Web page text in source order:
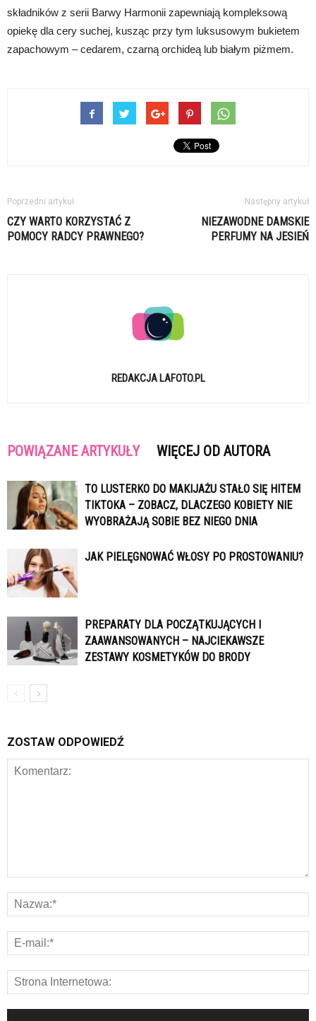
składników z serii Barwy Harmonii zapewniają kompleksową
opiekę dla cery suchej, kusząc przy tym luksusowym bukietem
zapachowym – cedarem, czarną orchideą lub białym piżmem.
Poprzedni artykuł
CZY WARTO KORZYSTAĆ Z
POMOCY RADCY PRAWNEGO?
Następny artykuł
NIEZAWODNE DAMSKIE
PERFUMY NA JESIEŃ
REDAKCJA LAFOTO.PL
POWIĄZANE ARTYKUŁY WIĘCEJ OD AUTORA
TO LUSTERKO DO MAKIJAŻU STAŁO SIĘ HITEM
TIKTOKA – ZOBACZ, DLACZEGO KOBIETY NIE
WYOBRAŻAJĄ SOBIE BEZ NIEGO DNIA
JAK PIELĘGNOWAĆ WŁOSY PO PROSTOWANIU?
PREPARATY DLA POCZĄTKUJĄCYCH I
ZAAWANSOWANYCH – NAJCIEKAWSZE
ZESTAWY KOSMETYKÓW DO BRODY
ZOSTAW ODPOWIEDŹ